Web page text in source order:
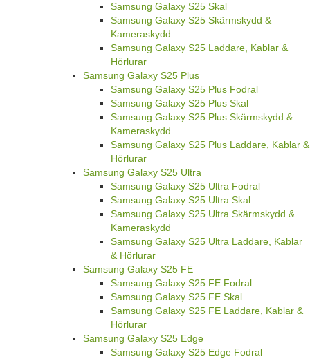
Samsung Galaxy S25 Skal
Samsung Galaxy S25 Skärmskydd &
Kameraskydd
Samsung Galaxy S25 Laddare, Kablar &
Hörlurar
Samsung Galaxy S25 Plus
Samsung Galaxy S25 Plus Fodral
Samsung Galaxy S25 Plus Skal
Samsung Galaxy S25 Plus Skärmskydd &
Kameraskydd
Samsung Galaxy S25 Plus Laddare, Kablar &
Hörlurar
Samsung Galaxy S25 Ultra
Samsung Galaxy S25 Ultra Fodral
Samsung Galaxy S25 Ultra Skal
Samsung Galaxy S25 Ultra Skärmskydd &
Kameraskydd
Samsung Galaxy S25 Ultra Laddare, Kablar
& Hörlurar
Samsung Galaxy S25 FE
Samsung Galaxy S25 FE Fodral
Samsung Galaxy S25 FE Skal
Samsung Galaxy S25 FE Laddare, Kablar &
Hörlurar
Samsung Galaxy S25 Edge
Samsung Galaxy S25 Edge Fodral